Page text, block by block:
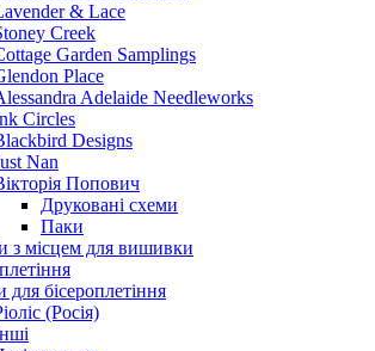
& Lace
Creek
Garden Samplings
Place
Adelaide Needleworks
Circles
Designs
Nan
Попович
Друковані схеми
Паки
з місцем для вишивки
для бісероплетіння
(Росія)